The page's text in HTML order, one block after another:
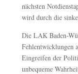
nächsten
wird durch die
Die LAK Baden-
Fehlentwicklungen
Eingreifen der
unbequeme